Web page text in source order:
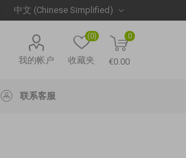
我的帐户 收藏夹
(0) 0
€0.00
联系客服